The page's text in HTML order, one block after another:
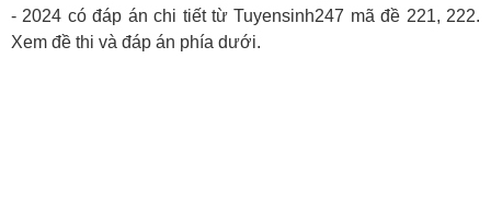
- 2024 có đáp án chi tiết từ Tuyensinh247 mã đề 221, 222.
Xem đề thi và đáp án phía dưới.